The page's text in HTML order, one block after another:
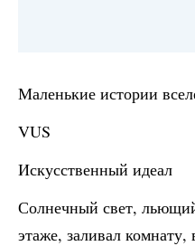
Маленькие истории
VUS
Искусственный идеал
Солнечный свет,
этаже, заливал комнату,